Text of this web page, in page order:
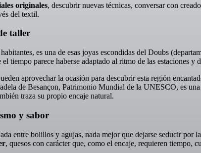
originales, descubrir nuevas técnicas, conversar con
del textil.
taller
es una de esas joyas escondidas del Doubs
tiempo parece haberse adaptado al ritmo de las estaciones y
aprovechar la ocasión para descubrir esta región
de Besançon, Patrimonio Mundial de la UNESCO, es
traza su propio encaje natural.
y sabor
entre bolillos y agujas, nada mejor que dejarse seducir por
, quesos con carácter que, como el encaje, requieren tiempo,